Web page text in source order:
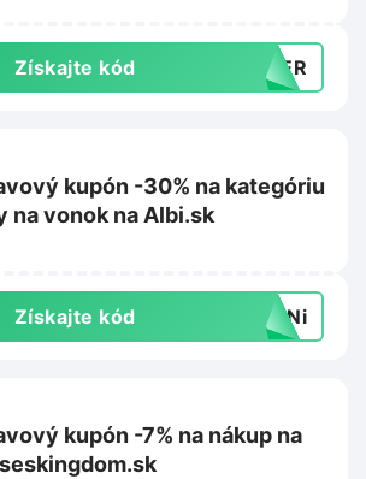
Získajte kód MBER
kupón -30% na kategóriu
na vonok na Albi.sk
Získajte kód K1Ni
kupón -7% na nákup na